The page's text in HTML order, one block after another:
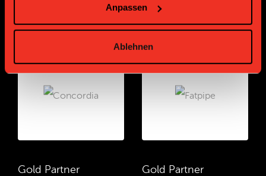
Anpassen
Ablehnen
Gold Partner Gold Partner